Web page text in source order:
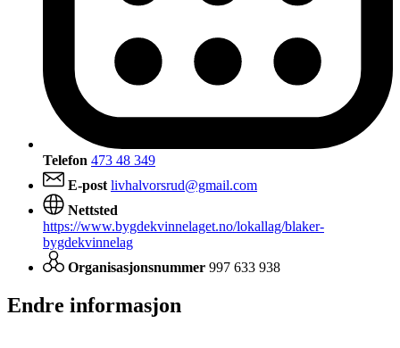
Telefon 473 48 349
E-post livhalvorsrud@gmail.com
Nettsted
https://www.bygdekvinnelaget.no/lokallag/blaker-
bygdekvinnelag
Organisasjonsnummer 997 633 938
Endre informasjon